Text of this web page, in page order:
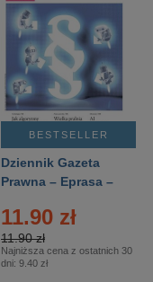
BESTSELLER
Dziennik Gazeta
Prawna – Eprasa –
11.90 zł
11.90 zł
Najniższa cena z ostatnich 30
dni: 9.40 zł